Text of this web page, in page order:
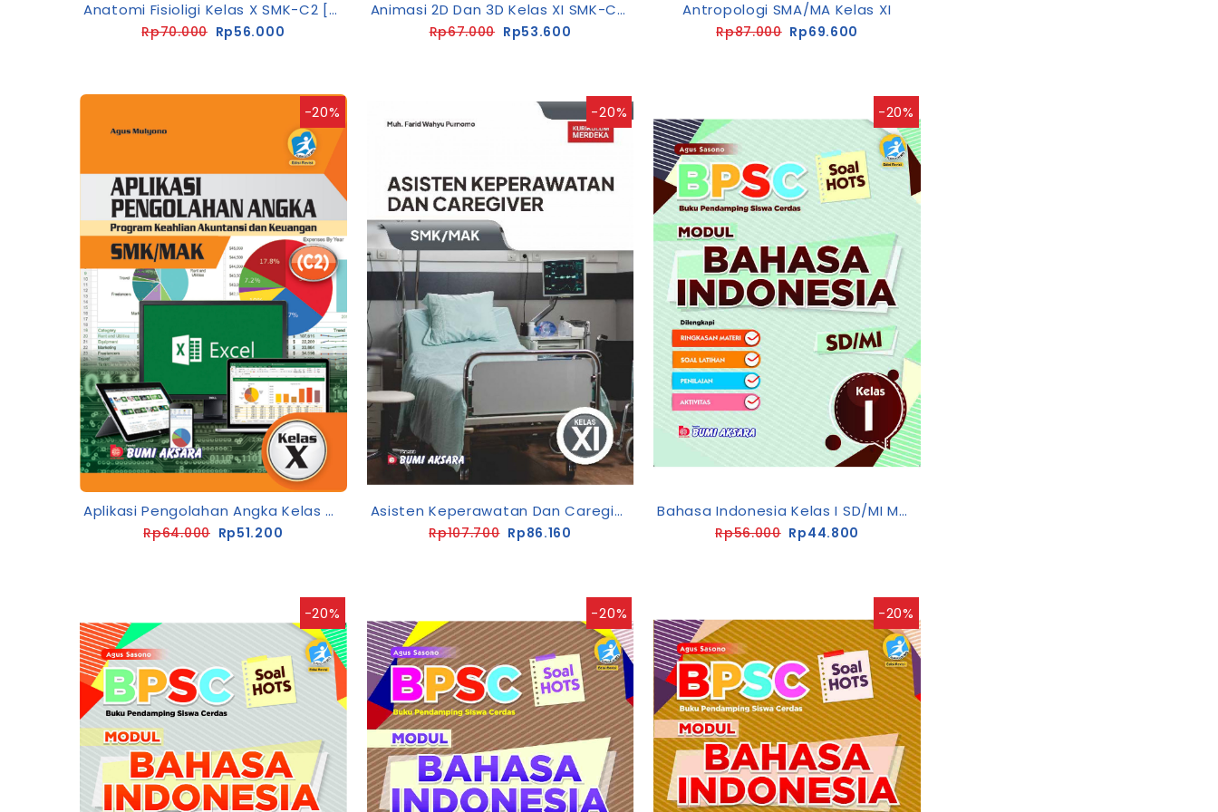
Anatomi Fisioligi Kelas X SMK-C2 [K13-Rev]
Rp70.000 Rp56.000
Animasi 2D Dan 3D Kelas XI SMK-C3 [K13-Rev]
Rp67.000 Rp53.600
Antropologi SMA/MA Kelas XI
Rp87.000 Rp69.600
-20%
Aplikasi Pengolahan Angka Kelas X SMK/MAK [K13-Rev]
Rp64.000 Rp51.200
-20%
Asisten Keperawatan Dan Caregiver SMK/MAK Kelas XI
Rp107.700 Rp86.160
-20%
Bahasa Indonesia Kelas I SD/MI Modul BPSC [K13-Rev]
Rp56.000 Rp44.800
-20% -20% -20%